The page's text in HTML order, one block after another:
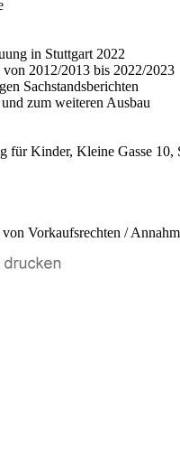
in Stuttgart 2022
von 2012/2013 bis 2022/2023
Sachstandsberichten
zum weiteren Ausbau
für Kinder, Kleine Gasse 10,
Vorkaufsrechten /